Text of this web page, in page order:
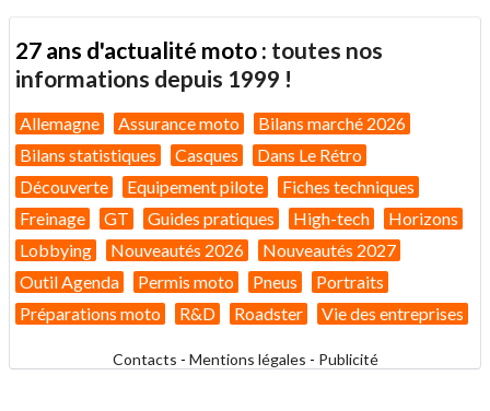
27 ans d'actualité moto : toutes nos
informations depuis 1999 !
Allemagne Assurance moto
Bilans marché 2026
Bilans statistiques
Casques
Dans Le Rétro
Découverte
Equipement pilote
Fiches techniques
Freinage
GT Guides pratiques High-tech
Horizons
Lobbying
Nouveautés 2026
Nouveautés 2027
Outil Agenda
Permis moto Pneus
Portraits
Préparations moto
R&D Roadster Vie des entreprises
Contacts - Mentions légales - Publicité